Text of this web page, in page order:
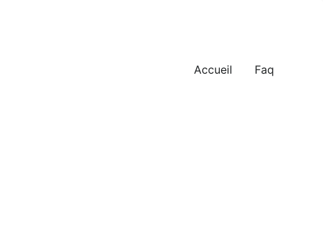
Accueil Faq